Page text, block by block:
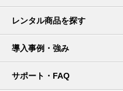
レンタル商品を探す
導入事例・強み
サポート・FAQ